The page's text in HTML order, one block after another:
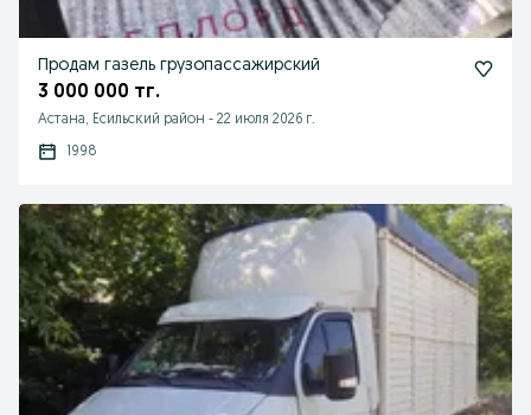
Продам газель грузопассажирский
3 000 000 тг.
Астана, Есильский район - 22 июля 2026 г.
1998